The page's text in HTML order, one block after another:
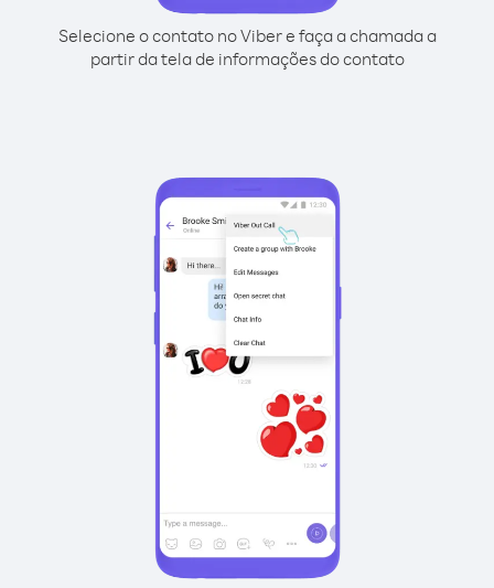
Selecione o contato no Viber e faça a chamada a
partir da tela de informações do contato